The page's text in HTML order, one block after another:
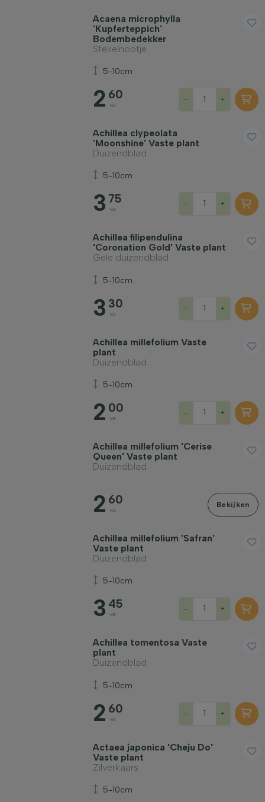
Acaena microphylla
'Kupferteppich'
Bodembedekker
Stekelnootje
5-10cm
2 60
va
- +
Achillea clypeolata
'Moonshine' Vaste plant
Duizendblad
5-10cm
3 75
va
- +
Achillea filipendulina
'Coronation Gold' Vaste plant
Gele duizendblad
5-10cm
3 30
va
- +
Achillea millefolium Vaste
plant
Duizendblad
5-10cm
2 00
va
- +
Achillea millefolium 'Cerise
Queen' Vaste plant
Duizendblad
2 60
va
Bekijken
Achillea millefolium 'Safran'
Vaste plant
Duizendblad
5-10cm
3 45
va
- +
Achillea tomentosa Vaste
plant
Duizendblad
5-10cm
2 60
va
- +
Actaea japonica 'Cheju Do'
Vaste plant
Zilverkaars
5-10cm